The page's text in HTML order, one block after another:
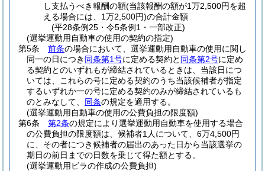
し支払うべき報酬の額(当該報酬の額が1万2,500円を超
える場合には、1万2,500円)の合計金額
(平28条例25・令5条例1・一部改正)
(選挙運動用自動車の使用の契約の指定)
第5条
前条の場合において、選挙運動用自動車の使用に関し
同一の日につき 同条第1号に定める契約と 同条第2号に定め
る契約とのいずれもが締結されているときは、当該日につ
いては、これらの号に定める契約のうち当該候補者が指定
するいずれか一の号に定める契約のみが締結されているも
のとみなして、 同条の規定を適用する。
(選挙運動用自動車の使用の公費負担の限度額)
第6条
第2条の規定により選挙運動用自動車を使用する場合
の公費負担の限度額は、候補者1人について、6万4,500円
に、その者につき候補者の届出のあった日から当該選挙の
期日の前日までの日数を乗じて得た額とする。
(選挙運動用ビラの作成の公費負担)